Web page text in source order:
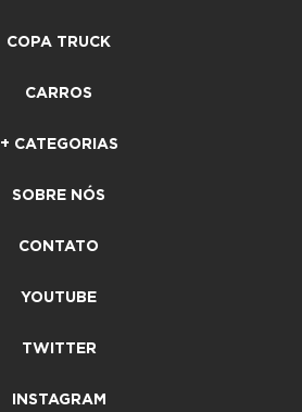
COPA TRUCK
CARROS
+ CATEGORIAS
SOBRE NÓS
CONTATO
YOUTUBE
TWITTER
INSTAGRAM